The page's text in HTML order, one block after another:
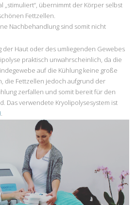
„stimuliert“, übernimmt der Körper selbst
Fettzellen.
Nachbehandlung sind somit nicht
der Haut oder des umliegenden Gewebes
praktisch unwahrscheinlich, da die
auf die Kühlung keine große
die Fettzellen jedoch aufgrund der
zerfallen und somit bereit für den
Das verwendete Kryolipolysesystem ist
.